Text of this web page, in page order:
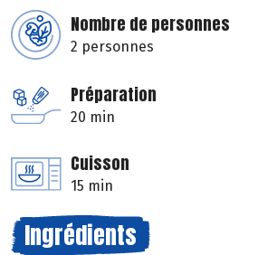
Nombre de personnes
2 personnes
Préparation
20 min
Cuisson
15 min
Ingrédients